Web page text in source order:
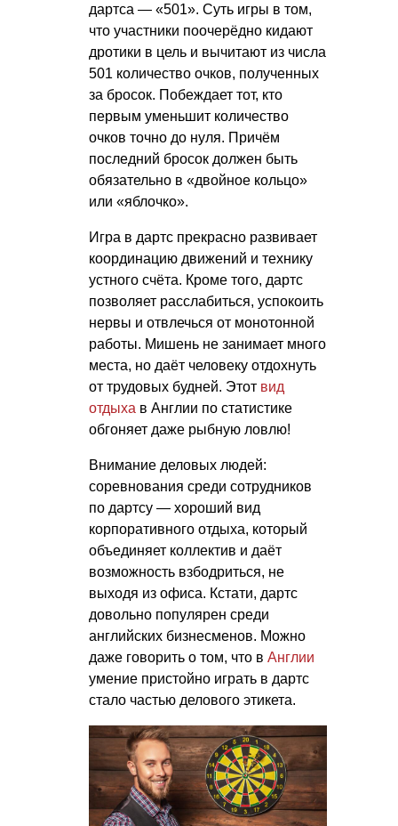
дартса — «501». Суть игры в том,
что участники поочерёдно кидают
дротики в цель и вычитают из числа
501 количество очков, полученных
за бросок. Побеждает тот, кто
первым уменьшит количество
очков точно до нуля. Причём
последний бросок должен быть
обязательно в «двойное кольцо»
или «яблочко».
Игра в дартс прекрасно развивает
координацию движений и технику
устного счёта. Кроме того, дартс
позволяет расслабиться, успокоить
нервы и отвлечься от монотонной
работы. Мишень не занимает много
места, но даёт человеку отдохнуть
от трудовых будней. Этот вид
отдыха в Англии по статистике
обгоняет даже рыбную ловлю!
Внимание деловых людей:
соревнования среди сотрудников
по дартсу — хороший вид
корпоративного отдыха, который
объединяет коллектив и даёт
возможность взбодриться, не
выходя из офиса. Кстати, дартс
довольно популярен среди
английских бизнесменов. Можно
даже говорить о том, что в Англии
умение пристойно играть в дартс
стало частью делового этикета.